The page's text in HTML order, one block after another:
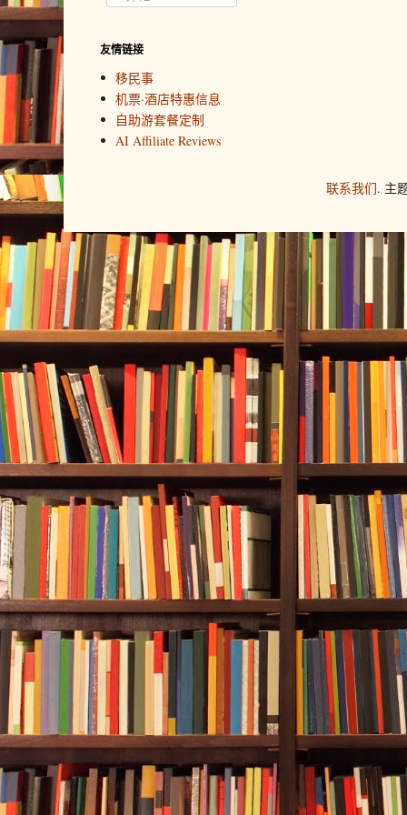
友情链接
移民事
机票·酒店特惠信息
自助游套餐定制
AI Affiliate Reviews
联系我们. 主